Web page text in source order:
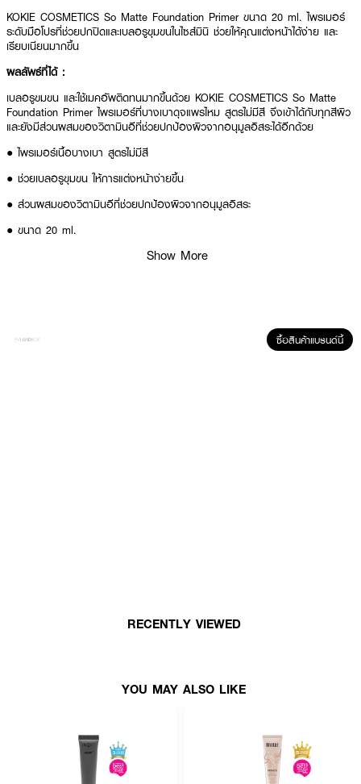
KOKIE COSMETICS So Matte Foundation Primer ขนาด 20 ml. ไพรเมอร์
ระดับมือโปรที่ช่วยปกปิดและเบลอรูขุมขนในไซส์มินิ ช่วยให้คุณแต่งหน้าได้ง่าย และ
เรียบเนียนมากขึ้น
ผลลัพธ์ที่ได้ :
เบลอรูขมขน และใช้เมคอัพติดทนมากขึ้นด้วย KOKIE COSMETICS So Matte
Foundation Primer ไพรเมอร์ที่บางเบาดุจแพรไหม สูตรไม่มีสี จึงเข้าได้กับทุกสีผิว
และยังมีส่วนผสมของวิตามินอีที่ช่วยปกป้องผิวจากอนุมูลอิสระได้อีกด้วย
● ไพรเมอร์เนื้อบางเบา สูตรไม่มีสี
● ช่วยเบลอรูขุมขน ให้การแต่งหน้าง่ายขึ้น
● ส่วนผสมของวิตามินอีที่ช่วยปกป้องผิวจากอนุมูลอิสระ
● ขนาด 20 ml.
Show More
ซื้อสินค้าแบรนด์นี้
RECENTLY VIEWED
YOU MAY ALSO LIKE